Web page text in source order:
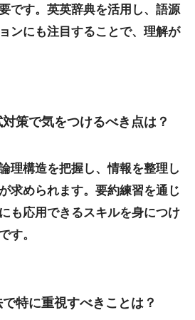
です。英英辞典を活用し、語源
ンにも注目することで、理解が
策で気をつけるべき点は？
理構造を把握し、情報を整理し
求められます。要約練習を通じ
も応用できるスキルを身につけ
す。
特に重視すべきことは？